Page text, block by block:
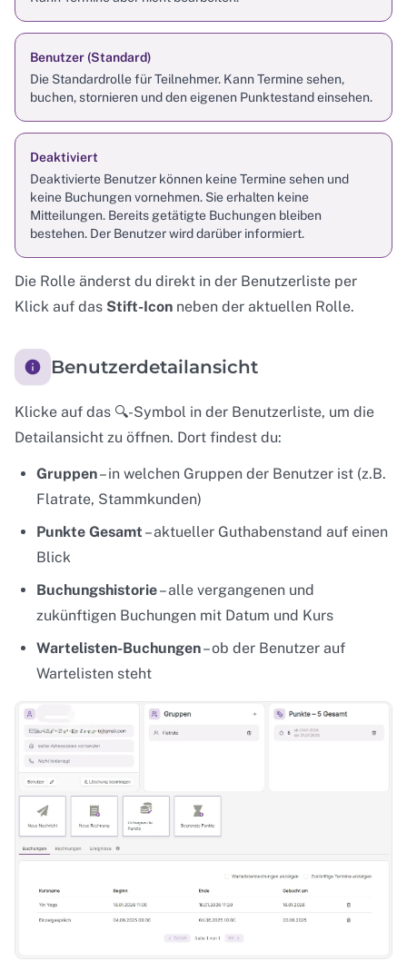
Benutzer (Standard)
Die Standardrolle für Teilnehmer. Kann Termine sehen,
buchen, stornieren und den eigenen Punktestand einsehen.
Deaktiviert
Deaktivierte Benutzer können keine Termine sehen und
keine Buchungen vornehmen. Sie erhalten keine
Mitteilungen. Bereits getätigte Buchungen bleiben
bestehen. Der Benutzer wird darüber informiert.
Die Rolle änderst du direkt in der Benutzerliste per
Klick auf das Stift-Icon neben der aktuellen Rolle.
Benutzerdetailansicht
Klicke auf das 🔍-Symbol in der Benutzerliste, um die
Detailansicht zu öffnen. Dort findest du:
Gruppen– in welchen Gruppen der Benutzer ist (z.B.
Flatrate, Stammkunden)
Punkte Gesamt – aktueller Guthabenstand auf einen
Blick
Buchungshistorie– alle vergangenen und
zukünftigen Buchungen mit Datum und Kurs
Wartelisten-Buchungen– ob der Benutzer auf
Wartelisten steht